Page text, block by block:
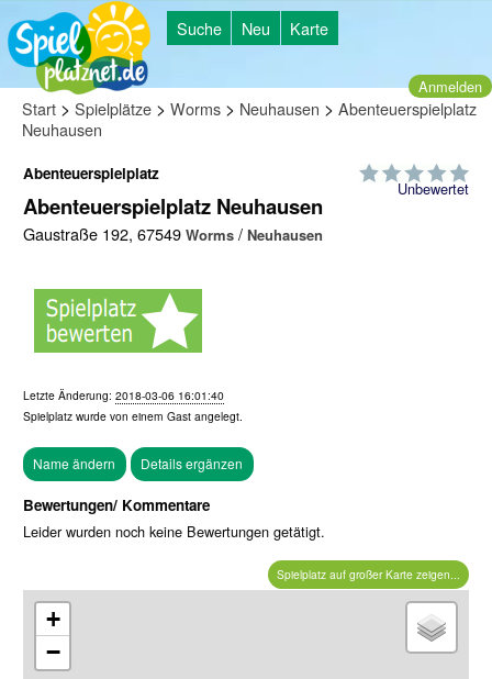
Suche Neu Karte
Anmelden
Start > Spielplätze > Worms > Neuhausen > Abenteuerspielplatz
Neuhausen
Unbewertet
Abenteuerspielplatz
Abenteuerspielplatz Neuhausen
Gaustraße 192, 67549 Worms / Neuhausen
Letzte Änderung: 2018-03-06 16:01:40
Spielplatz wurde von einem Gast angelegt.
Bewertungen/ Kommentare
Leider wurden noch keine Bewertungen getätigt.
Spielplatz auf großer Karte zeigen...
+
−